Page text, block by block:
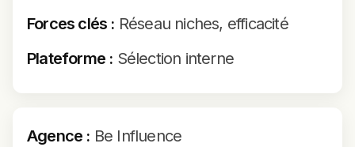
Forces clés : Réseau niches, efficacité
Plateforme : Sélection interne
Agence : Be Influence